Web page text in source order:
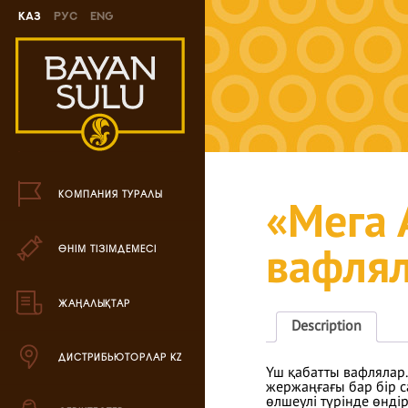
Каз Рус Eng
КОМПАНИЯ ТУРАЛЫ
ӨНІМ ТІЗІМДЕМЕСІ
ЖАҢАЛЫҚТАР
ДИСТРИБЬЮТОРЛАР KZ
өнімдер
өнімі
өнімі
өнімі
өнімі
«Мега
Description
Үш қабатты
жержаңғағы бар бір
өлшеулі түрінде